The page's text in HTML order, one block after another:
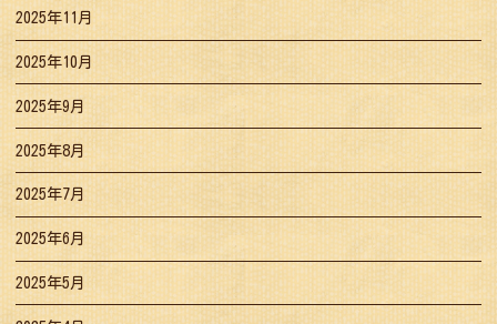
2025年11月
2025年10月
2025年9月
2025年8月
2025年7月
2025年6月
2025年5月